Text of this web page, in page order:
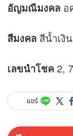
อัญมณีมงคล อ
สีมงคล สีน้ำเงิน
เลขนำโชค 2,
แชร์